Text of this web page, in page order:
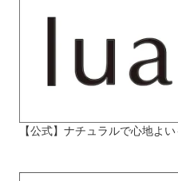
【公式】ナチュラルで心地よ